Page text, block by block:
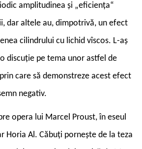
amplitudinea și „eficiența“
dar altele au, dimpotrivă, un efect
cilindrului cu lichid vîscos. L-aș
discuție pe tema unor astfel de
care să demonstreze acest efect
negativ.
opera lui Marcel Proust, în eseul
Horia Al. Căbuți pornește de la teza